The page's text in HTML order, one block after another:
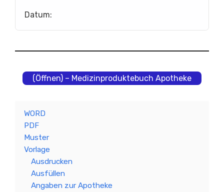
Datum:
(Öffnen) – Medizinproduktebuch Apotheke
WORD
PDF
Muster
Vorlage
Ausdrucken
Ausfüllen
Angaben zur Apotheke